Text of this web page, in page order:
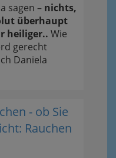
sagen – nichts,
überhaupt
heiliger.. Wie
gerecht
Daniela
- ob Sie
Rauchen